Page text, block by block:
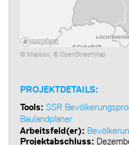
© Mapbox, ©OpenStreetMap
PROJEKTDETAILS:
Tools: SSR
Baulandplaner
Arbeitsfeld(er):
Projektabschluss: